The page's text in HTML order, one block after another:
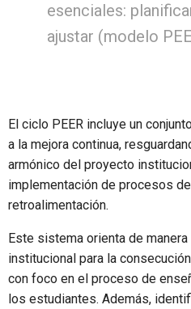
esenciales:
ajustar (modelo
El ciclo PEER incluye un
a la mejora continua,
armónico del proyecto
implementación de procesos
retroalimentación.
Este sistema orienta de
institucional para la
con foco en el proceso de
los estudiantes. Además,